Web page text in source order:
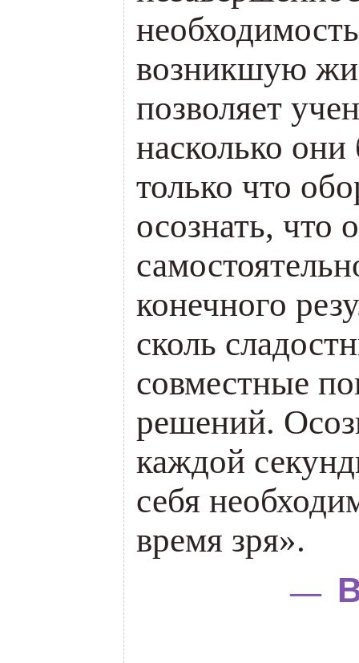
возникшую
позволяет
насколько
только что
осознать, что
конечного
сколь
совместные
решений.
каждой
себя
время зря».
—